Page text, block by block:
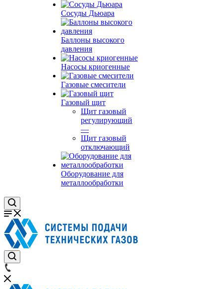
Сосуды Дьюара
Баллоны высокого
давления
Насосы криогенные
Газовые смесители
Газовый щит
Щит газовый
регулирующий
—
Щит газовый
отключающий
Оборудование для
металлообработки